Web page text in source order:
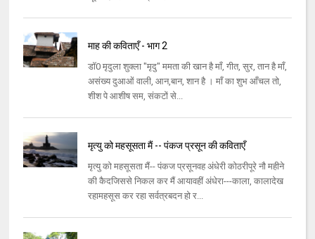
माह की कविताएँ - भाग 2
डॉ0 मृदुला शुक्ला "मृदु" ममता की खान है माँ, गीत, सुर, तान है माँ,
असंख्य दुआओं वाली, आन,बान, शान है । माँ का शुभ आँचल तो,
शीश पे आशीष सम, संकटों से...
मृत्यु को महसूसता मैं -- पंकज प्रसून की कविताएँ
मृत्यु को महसूसता मैं-- पंकज प्रसूनवह अंधेरी कोठरीपूरे नौ महीने
की कैदजिससे निकल कर मैं आयावहीं अंधेरा---काला, कालादेख
रहामहसूस कर रहा सर्वत्रबदन हो र...